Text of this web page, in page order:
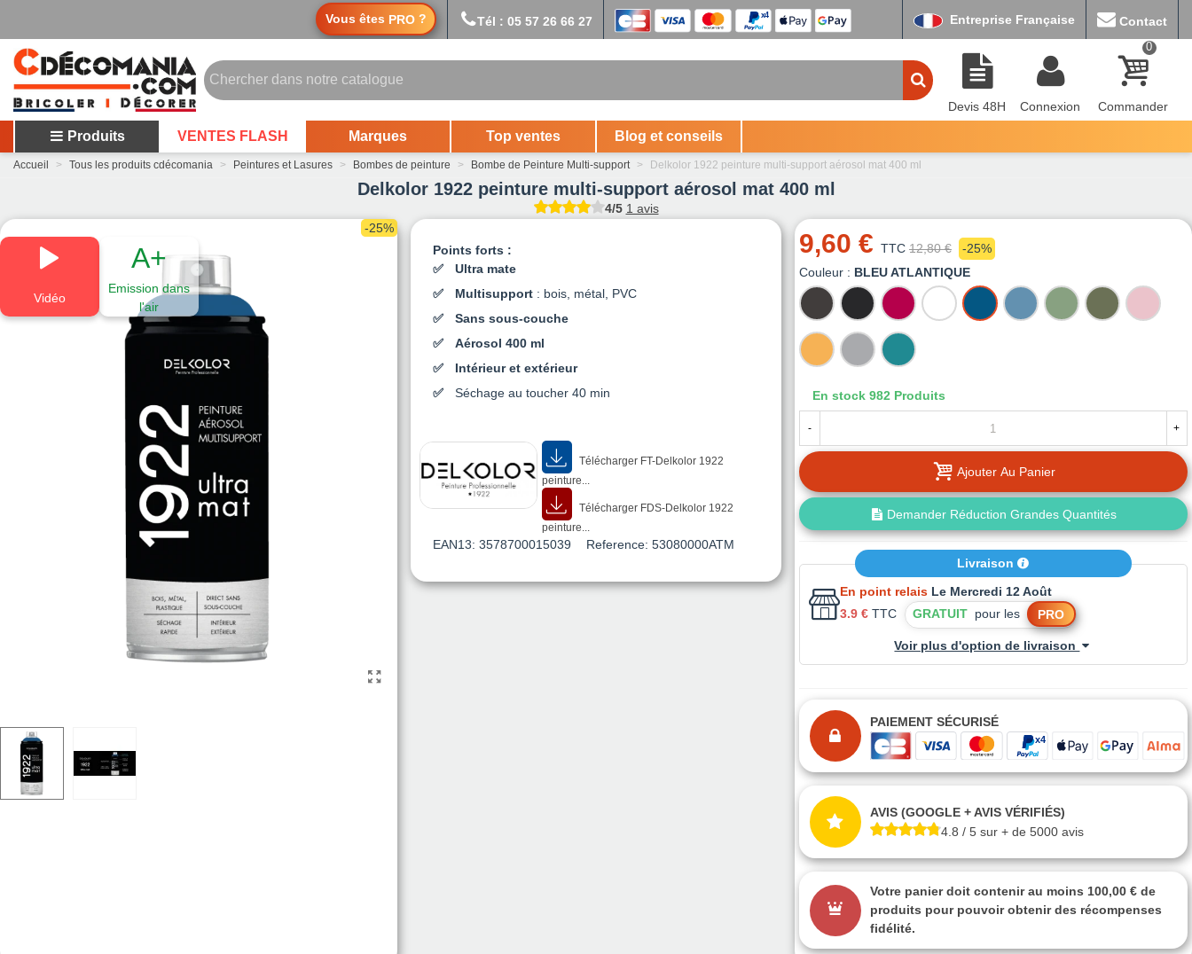
Vous êtes PRO ? Tél : 05 57 26 66 27 Entreprise Française Contact
Devis 48H Connexion
0
Commander
Produits VENTES FLASH Marques Top ventes Blog et conseils
Accueil > Tous les produits cdécomania > Peintures et Lasures > Bombes de peinture > Bombe de Peinture Multi-support > Delkolor 1922 peinture multi-support aérosol mat 400 ml
Delkolor 1922 peinture multi-support aérosol mat 400 ml
4/5 1 avis
Vidéo
A+
Emission dans
l'air
-25%
Points forts :
Ultra mate
Multisupport: bois, métal, PVC
Sans sous-couche
Aérosol 400 ml
Intérieur et extérieur
Séchage au toucher 40 min
Télécharger FT-Delkolor 1922
peinture...
Télécharger FDS-Delkolor 1922
peinture...
EAN13: 3578700015039 Reference: 53080000ATM
9,60 € TTC 12,80 €
-25%
Couleur : BLEU ATLANTIQUE
ANTHRACITE
NOIR
MAT
FRAMBOISE
BLANC
MAT
BLEU
ATLANTIQUE
BLEU
PASTEL
GRIS
VERT
KAKI
ROSE
PASTEL
SAFRANSAUGETURQUOISE
En stock 982 Produits
- +
Ajouter Au Panier
Demander Réduction Grandes Quantités
Livraison
En point relais Le Mercredi 12 Août
3.9 € TTC GRATUITpour les PRO
Voir plus d'option de livraison
PAIEMENT SÉCURISÉ
AVIS (GOOGLE + AVIS VÉRIFIÉS)
4.8 / 5 sur + de 5000 avis
Votre panier doit contenir au moins 100,00 € de
produits pour pouvoir obtenir des récompenses
fidélité.